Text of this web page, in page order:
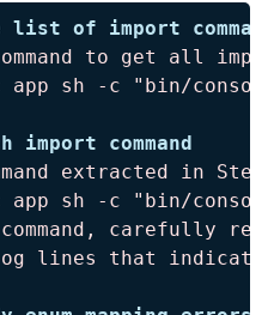
of import
to get all
app sh -c "bin/
import command
extracted in
app sh -c "bin/
carefully
lines that indicate